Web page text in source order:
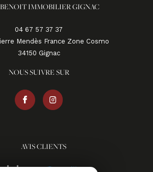
IMMOBILIER GIGNAC
04 67 57 37 37
Mendès France Zone Cosmo
34150
gignac
NOUS SUIVRE SUR
AVIS CLIENTS